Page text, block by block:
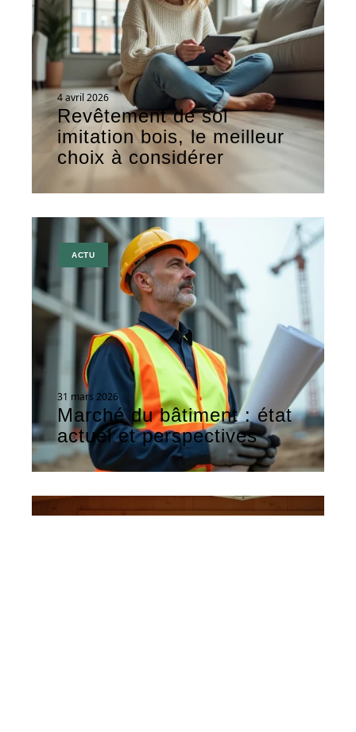
4 avril 2026
Revêtement de sol
imitation bois, le meilleur
choix à considérer
ACTU
31 mars 2026
Marché du bâtiment : état
actuel et perspectives